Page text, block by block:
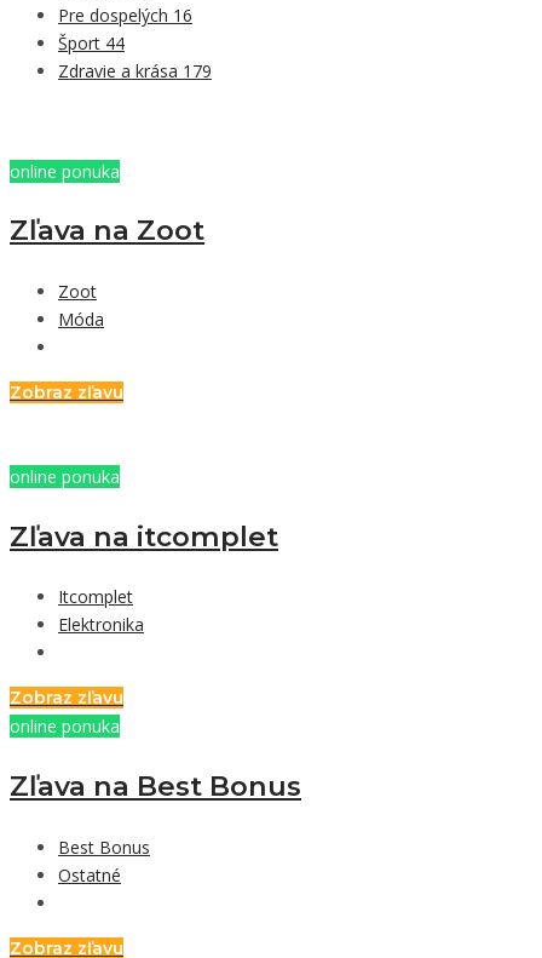
Pre dospelých 16
Šport 44
Zdravie a krása 179
online ponuka
Zľava na Zoot
Zoot
Móda
Zobraz zľavu
online ponuka
Zľava na itcomplet
Itcomplet
Elektronika
Zobraz zľavu
online ponuka
Zľava na Best Bonus
Best Bonus
Ostatné
Zobraz zľavu